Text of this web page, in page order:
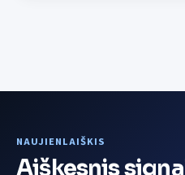
NAUJIENLAIŠKIS
Aiškesnis